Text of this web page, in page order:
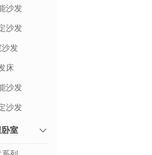
沙发
沙发
沙发
床
沙发
沙发
卧室